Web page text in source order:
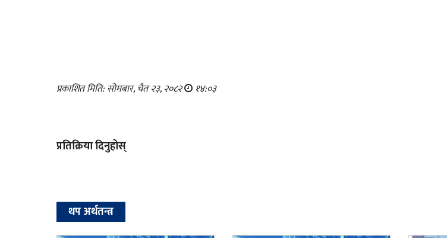
प्रकाशित मिति: सोमबार, चैत २३, २०८२ १४:०३
प्रतिक्रिया दिनुहोस्
थप अर्थतन्त्र